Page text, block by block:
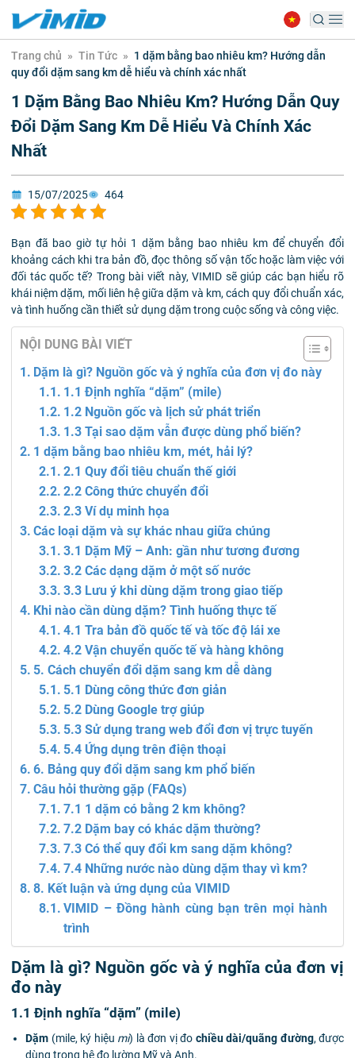
Trang chủ » Tin Tức » 1 dặm bằng bao nhiêu km? Hướng dẫn
quy đổi dặm sang km dễ hiểu và chính xác nhất
1 Dặm Bằng Bao Nhiêu Km? Hướng Dẫn Quy
Đổi Dặm Sang Km Dễ Hiểu Và Chính Xác
Nhất
15/07/2025 464
Bạn đã bao giờ tự hỏi 1 dặm bằng bao nhiêu km để chuyển đổi
khoảng cách khi tra bản đồ, đọc thông số vận tốc hoặc làm việc với
đối tác quốc tế? Trong bài viết này, VIMID sẽ giúp các bạn hiểu rõ
khái niệm dặm, mối liên hệ giữa dặm và km, cách quy đổi chuẩn xác,
và tình huống cần thiết sử dụng dặm trong cuộc sống và công việc.
NỘI DUNG BÀI VIẾT
Dặm là gì? Nguồn gốc và ý nghĩa của đơn vị đo này
1.1 Định nghĩa “dặm” (mile)
1.2 Nguồn gốc và lịch sử phát triển
1.3 Tại sao dặm vẫn được dùng phổ biến?
1 dặm bằng bao nhiêu km, mét, hải lý?
2.1 Quy đổi tiêu chuẩn thế giới
2.2 Công thức chuyển đổi
2.3 Ví dụ minh họa
Các loại dặm và sự khác nhau giữa chúng
3.1 Dặm Mỹ – Anh: gần như tương đương
3.2 Các dạng dặm ở một số nước
3.3 Lưu ý khi dùng dặm trong giao tiếp
Khi nào cần dùng dặm? Tình huống thực tế
4.1 Tra bản đồ quốc tế và tốc độ lái xe
4.2 Vận chuyển quốc tế và hàng không
5. Cách chuyển đổi dặm sang km dễ dàng
5.1 Dùng công thức đơn giản
5.2 Dùng Google trợ giúp
5.3 Sử dụng trang web đổi đơn vị trực tuyến
5.4 Ứng dụng trên điện thoại
6. Bảng quy đổi dặm sang km phổ biến
Câu hỏi thường gặp (FAQs)
7.1 1 dặm có bằng 2 km không?
7.2 Dặm bay có khác dặm thường?
7.3 Có thể quy đổi km sang dặm không?
7.4 Những nước nào dùng dặm thay vì km?
8. Kết luận và ứng dụng của VIMID
VIMID – Đồng hành cùng bạn trên mọi hành
trình
Dặm là gì? Nguồn gốc và ý nghĩa của đơn vị
đo này
1.1 Định nghĩa “dặm” (mile)
Dặm (mile, ký hiệu mi) là đơn vị đo chiều dài/quãng đường, được
dùng trong hệ đo lường Mỹ và Anh.